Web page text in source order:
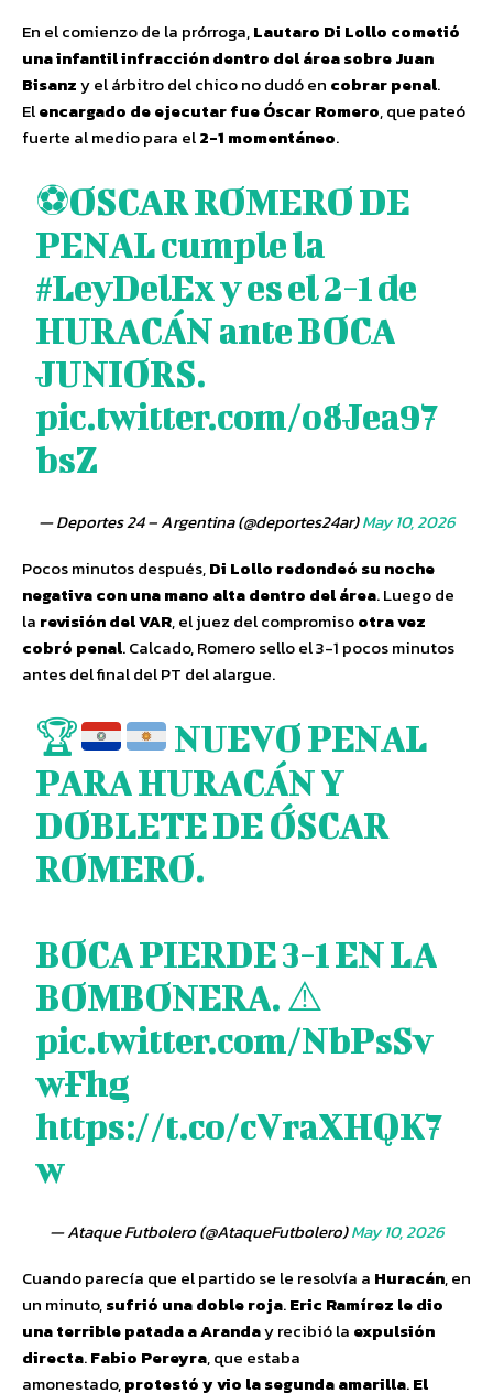
En el comienzo de la prórroga,Lautaro Di Lollo cometió
una infantil infracción dentro del área sobre Juan
Bisanzy el árbitro del chico no dudó en cobrar penal.
Elencargado de ejecutar fue Óscar Romero, que pateó
fuerte al medio para el2-1 momentáneo.
⚽OSCAR ROMERO DE
PENAL cumple la
#LeyDelExy es el 2-1 de
HURACÁN ante BOCA
JUNIORS.
pic.twitter.com/o8Jea97
bsZ
— Deportes 24 – Argentina (@deportes24ar)May 10, 2026
Pocos minutos después,Di Lollo redondeó su noche
negativa con una mano alta dentro del área. Luego de
la revisión del VAR, el juez del compromisootra vez
cobró penal. Calcado, Romero sello el 3-1 pocos minutos
antes del final del PT del alargue.
🏆
NUEVO PENAL
PARA HURACÁN Y
DOBLETE DE ÓSCAR
ROMERO.
BOCA PIERDE 3-1 EN LA
BOMBONERA. ⚠️
pic.twitter.com/NbPsSv
wFhg
https://t.co/cVraXHQK7
w
— Ataque Futbolero (@AtaqueFutbolero)May 10, 2026
Cuando parecía que el partido se le resolvía a Huracán, en
un minuto,sufrió una doble roja.Eric Ramírez le dio
una terrible patada a Aranday recibió la expulsión
directa.Fabio Pereyra, que estaba
amonestado,protestó y vio la segunda amarilla.El